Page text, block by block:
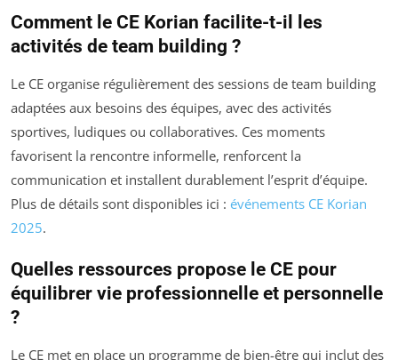
Comment le CE Korian facilite-t-il les
activités de team building ?
Le CE organise régulièrement des sessions de team building
adaptées aux besoins des équipes, avec des activités
sportives, ludiques ou collaboratives. Ces moments
favorisent la rencontre informelle, renforcent la
communication et installent durablement l’esprit d’équipe.
Plus de détails sont disponibles ici : événements CE Korian
2025.
Quelles ressources propose le CE pour
équilibrer vie professionnelle et personnelle
?
Le CE met en place un programme de bien-être qui inclut des